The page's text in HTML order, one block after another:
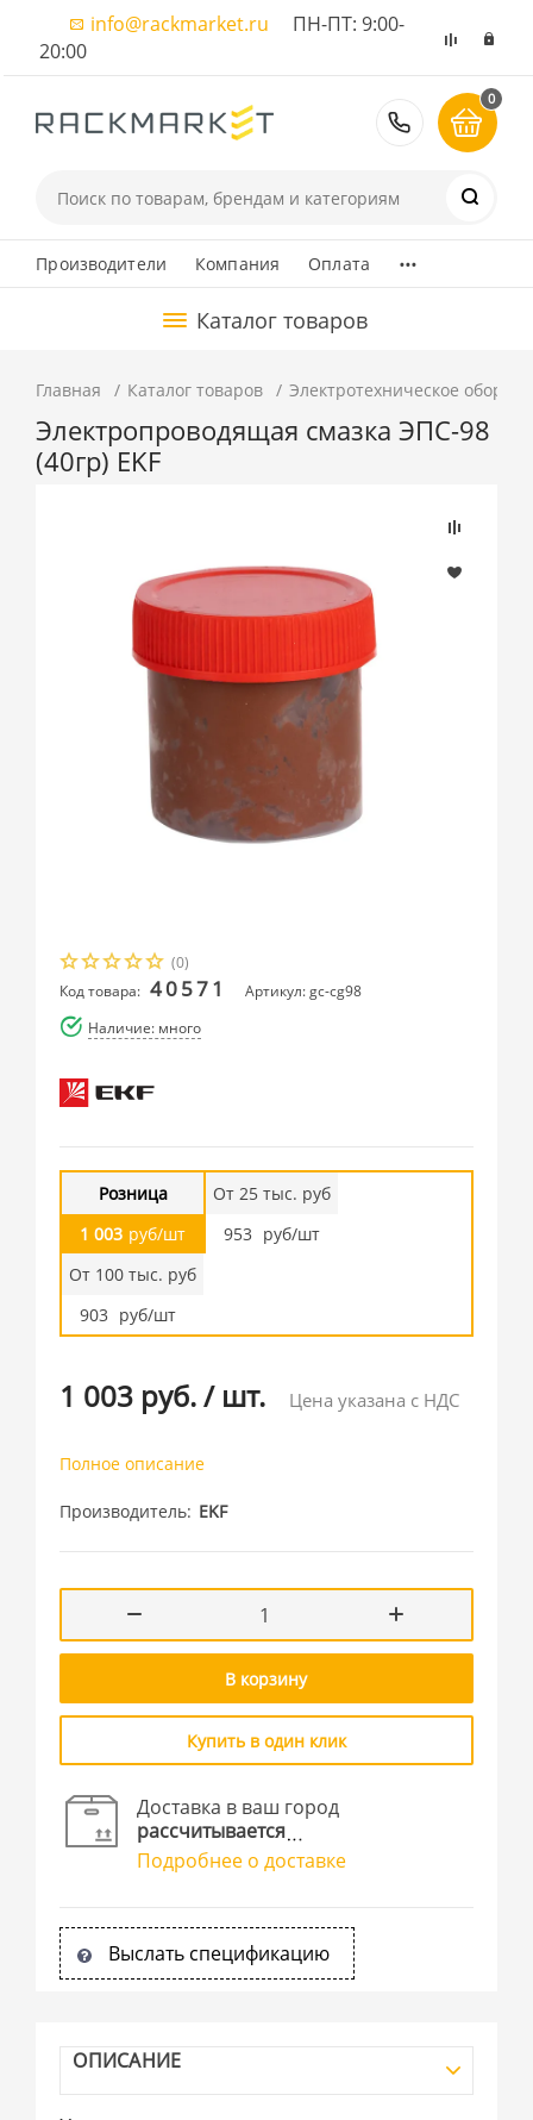
info@rackmarket.ru ПН-ПТ: 9:00-
20:00
8 (495)
0
Производители Компания Оплата ...
Каталог товаров
Главная Каталог товаров Электротехническое
Электропроводящая смазка ЭПС-98
(40гр) EKF
(0)
Код товара: 40571
Артикул: gc-cg98
Наличие: много
Розница
1 003 руб/шт
От 25 тыс. руб
953 руб/шт
От 100 тыс. руб
903 руб/шт
1 003 руб./ шт. Цена указана с НДС
Полное описание
Производитель EKF
В корзину
Купить в один клик
Доставка в ваш город
рассчитывается
Подробнее о доставке
Выслать спецификацию
ОПИСАНИЕ